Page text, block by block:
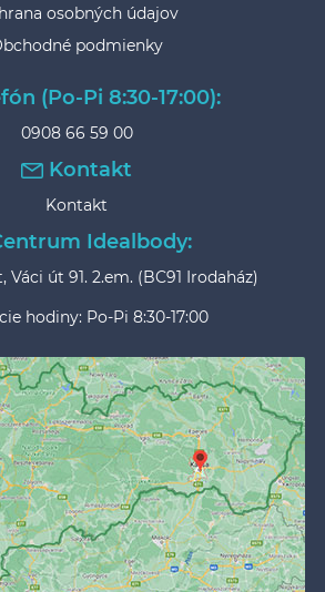
osobných údajov
podmienky
(Po-Pi 8:30-17:00):
0908 66 59 00
Kontakt
Kontakt
Idealbody:
Váci út 91. 2.em. (BC91 Irodaház)
hodiny: Po-Pi 8:30-17:00